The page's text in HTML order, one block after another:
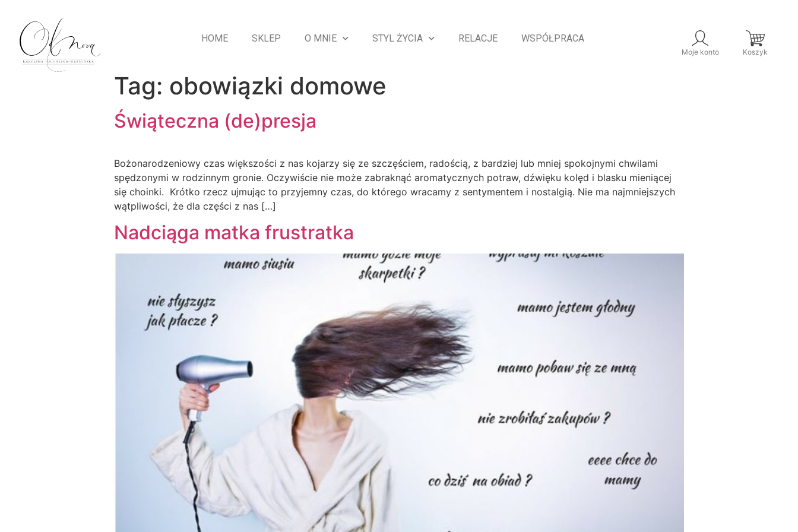
HOME SKLEP O MNIE STYL ŻYCIA RELACJE WSPÓŁPRACA
Moje konto Koszyk
Tag: obowiązki domowe
Świąteczna (de)presja
Bożonarodzeniowy czas większości z nas kojarzy się ze szczęściem, radością, z bardziej lub mniej spokojnymi chwilami
spędzonymi w rodzinnym gronie. Oczywiście nie może zabraknąć aromatycznych potraw, dźwięku kolęd i blasku mieniącej
się choinki. Krótko rzecz ujmując to przyjemny czas, do którego wracamy z sentymentem i nostalgią. Nie ma najmniejszych
wątpliwości, że dla części z nas […]
Nadciąga matka frustratka